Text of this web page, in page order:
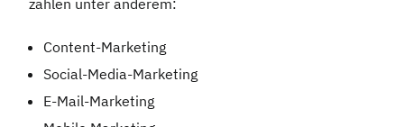
Content-Marketing
Social-Media-Marketing
E-Mail-Marketing